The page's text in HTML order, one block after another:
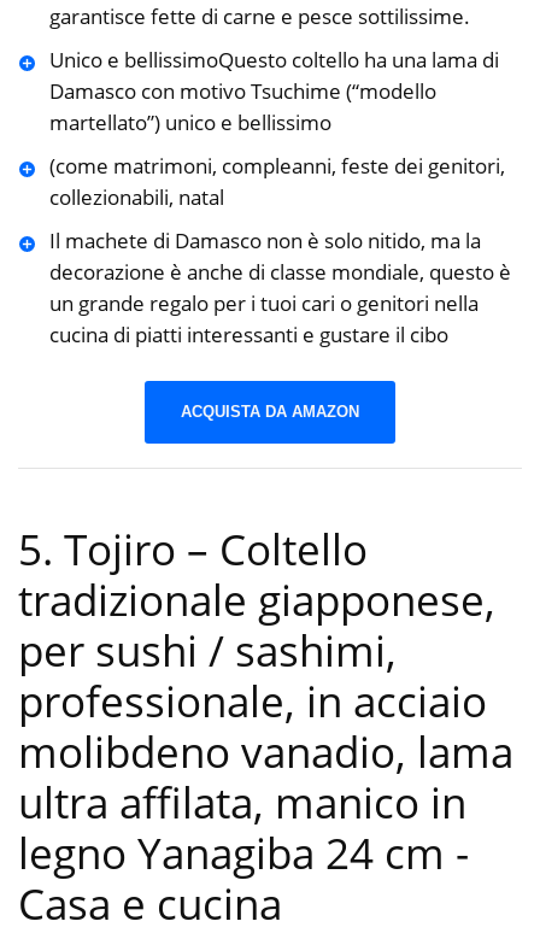
garantisce fette di carne e pesce sottilissime.
Unico e bellissimoQuesto coltello ha una lama di
Damasco con motivo Tsuchime (“modello
martellato”) unico e bellissimo
(come matrimoni, compleanni, feste dei genitori,
collezionabili, natal
Il machete di Damasco non è solo nitido, ma la
decorazione è anche di classe mondiale, questo è
un grande regalo per i tuoi cari o genitori nella
cucina di piatti interessanti e gustare il cibo
ACQUISTA DA AMAZON
5. Tojiro – Coltello
tradizionale giapponese,
per sushi / sashimi,
professionale, in acciaio
molibdeno vanadio, lama
ultra affilata, manico in
legno Yanagiba 24 cm -
Casa e cucina